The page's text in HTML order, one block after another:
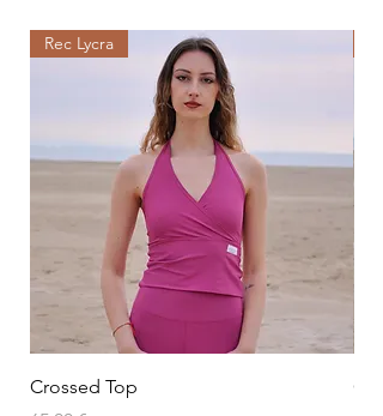
Rec Lycra
Crossed Top